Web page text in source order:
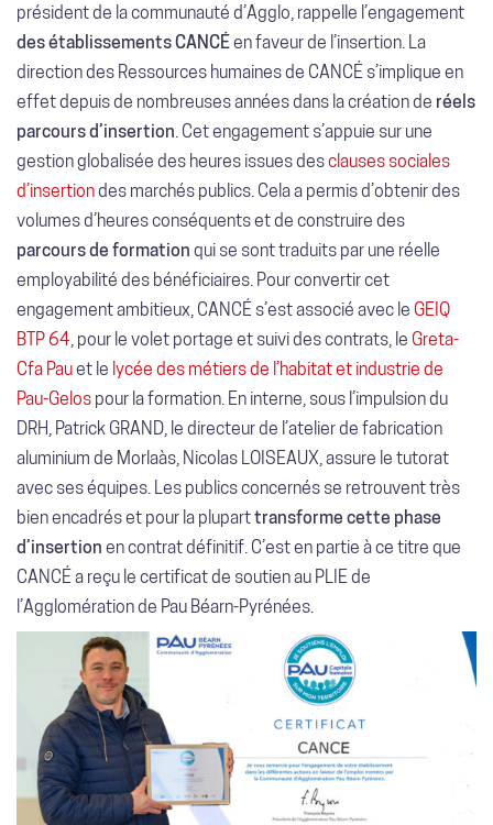
président de la communauté d’Agglo, rappelle l’engagement
des établissements CANCÉen faveur de l’insertion. La
direction des Ressources humaines de CANCÉ s’implique en
effet depuis de nombreuses années dans la création de réels
parcours d’insertion. Cet engagement s’appuie sur une
gestion globalisée des heures issues desclauses sociales
d’insertiondes marchés publics. Cela a permis d’obtenir des
volumes d’heures conséquents et de construire des
parcours de formation qui se sont traduits par une réelle
employabilité des bénéficiaires. Pour convertir cet
engagement ambitieux, CANCÉ s’est associé avec le GEIQ
BTP 64, pour le volet portage et suivi des contrats, le Greta-
Cfa Pauet le lycée des métiers de l’habitat et industrie de
Pau-Gelos pour la formation. En interne, sous l’impulsion du
DRH, Patrick GRAND, le directeur de l’atelier de fabrication
aluminium de Morlaàs, Nicolas LOISEAUX, assure le tutorat
avec ses équipes. Les publics concernés se retrouvent très
bien encadrés et pour la pluparttransforme cette phase
d’insertion en contrat définitif. C’est en partie à ce titre que
CANCÉ a reçu le certificat de soutien au PLIE de
l’Agglomération de Pau Béarn-Pyrénées.